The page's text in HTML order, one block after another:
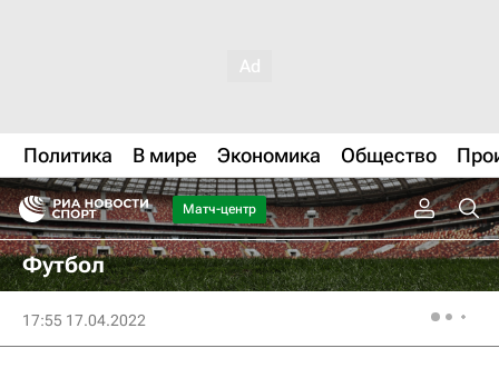
Политика В мире Экономика Общество
Матч-центр
Футбол
17:55 17.04.2022